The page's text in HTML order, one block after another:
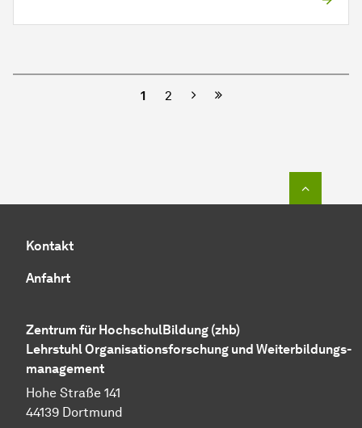
1 2 Nächste
Kontakt
Anfahrt
Zentrum für HochschulBildung (zhb)
Lehrstuhl Organisations­forschung und Weiterbildungs­
management
Hohe Straße 141
44139 Dortmund